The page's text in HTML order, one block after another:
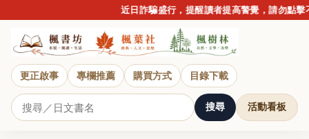
近日詐騙盛行，提醒讀者提高警覺，請勿點擊
更正啟事 專欄推薦 購買方式 目錄下載
搜尋 活動看板